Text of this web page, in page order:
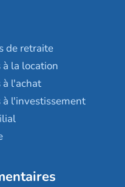
de retraite
à la location
à l'achat
à l'investissement